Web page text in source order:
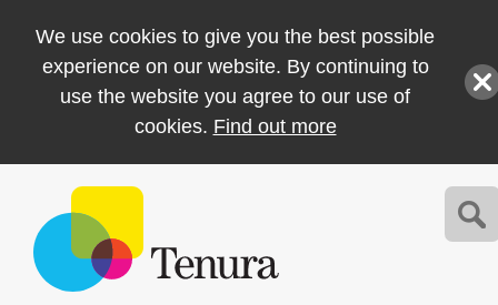
We use cookies to give you the best possible
experience on our website. By continuing to
use the website you agree to our use of
cookies. Find out more